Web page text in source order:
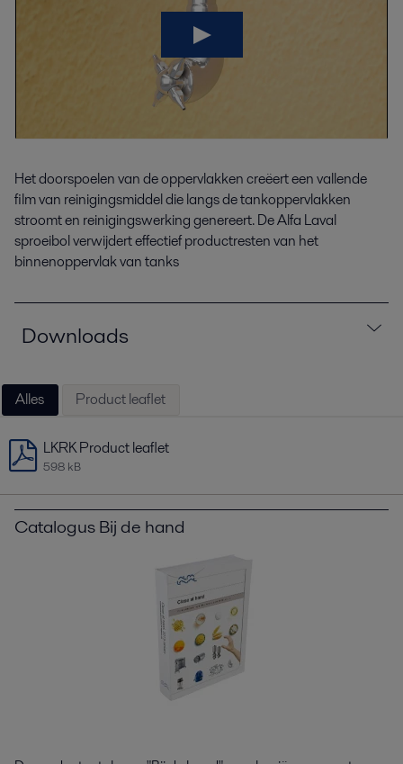
Het doorspoelen van de oppervlakken creëert een vallende
film van reinigingsmiddel die langs de tankoppervlakken
stroomt en reinigingswerking genereert. De Alfa Laval
sproeibol verwijdert effectief productresten van het
binnenoppervlak van tanks
Downloads
Alles Product leaflet
LKRK Product leaflet
598 kB
Catalogus Bij de hand